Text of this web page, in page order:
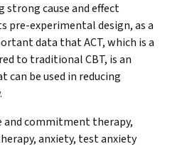
cause and effect
pre-experimental design, as a
data that ACT, which is a
to traditional CBT, is an
can be used in reducing
and commitment therapy,
anxiety, test anxiety